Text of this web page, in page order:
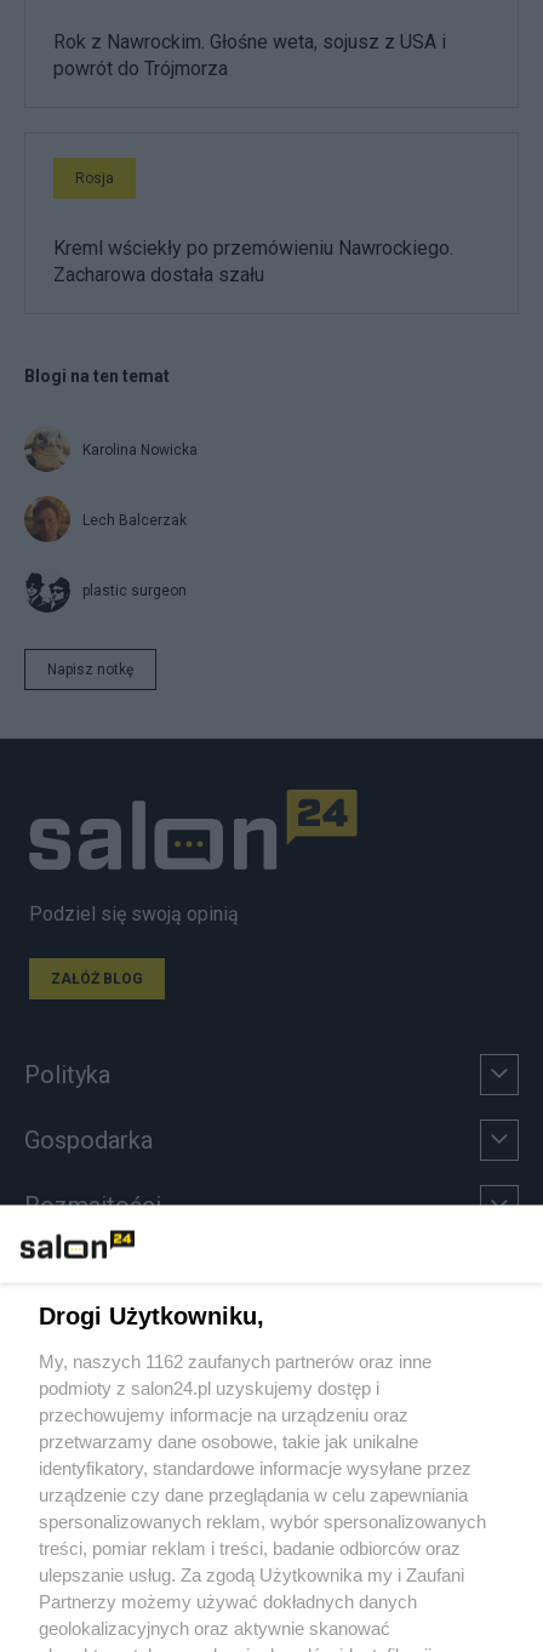
Rok z Nawrockim. Głośne weta, sojusz z USA i
powrót do Trójmorza
Rosja
Kreml wściekły po przemówieniu Nawrockiego.
Zacharowa dostała szału
Blogi na ten temat
Karolina Nowicka
Lech Balcerzak
plastic surgeon
Napisz notkę
Podziel się swoją opinią
ZAŁÓŻ BLOG
Polityka
Gospodarka
Rozmaitości
Sport
Społeczeństwo
Kultura
X Facebook Instagram Youtube
Drogi Użytkowniku,
My, naszych 1162 zaufanych partnerów oraz inne
podmioty z salon24.pl uzyskujemy dostęp i
przechowujemy informacje na urządzeniu oraz
przetwarzamy dane osobowe, takie jak unikalne
identyfikatory, standardowe informacje wysyłane przez
urządzenie czy dane przeglądania w celu zapewniania
spersonalizowanych reklam, wybór spersonalizowanych
treści, pomiar reklam i treści, badanie odbiorców oraz
ulepszanie usług. Za zgodą Użytkownika my i Zaufani
Partnerzy możemy używać dokładnych danych
geolokalizacyjnych oraz aktywnie skanować